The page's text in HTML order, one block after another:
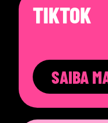
TIKTOK
SAIBA